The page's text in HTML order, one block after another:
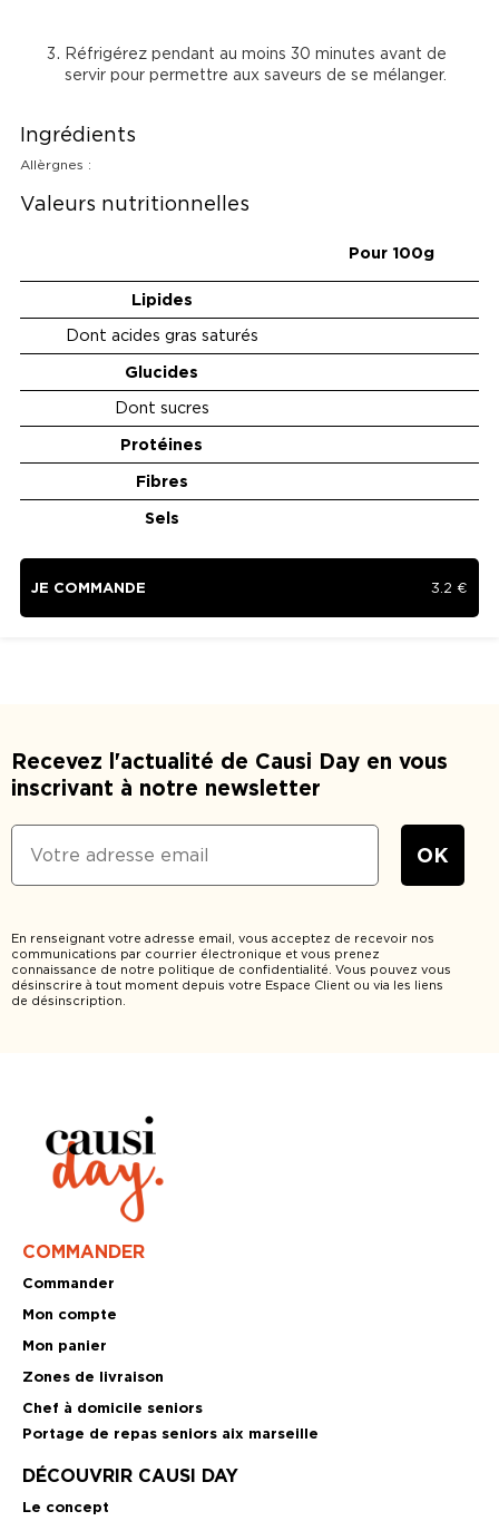
Réfrigérez pendant au moins 30 minutes avant de
servir pour permettre aux saveurs de se mélanger.
Ingrédients
Allèrgnes :
Valeurs nutritionnelles
Pour 100g
Lipides
Dont acides gras saturés
Glucides
Dont sucres
Protéines
Fibres
Sels
JE COMMANDE 3.2 €
Recevez l'actualité de Causi Day en vous
inscrivant à notre newsletter
En renseignant votre adresse email, vous acceptez de recevoir nos
communications par courrier électronique et vous prenez
connaissance de notre politique de confidentialité. Vous pouvez vous
désinscrire à tout moment depuis votre Espace Client ou via les liens
de désinscription.
COMMANDER
Commander
Mon compte
Mon panier
Zones de livraison
Chef à domicile seniors
Portage de repas seniors aix marseille
DÉCOUVRIR CAUSI DAY
Le concept